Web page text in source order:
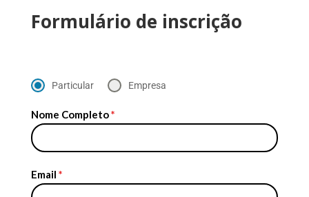
Formulário de inscrição
Particular Empresa
Nome Completo*
Email *